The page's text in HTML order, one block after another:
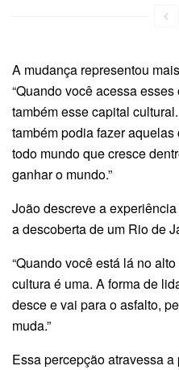
A mudança representou
“Quando você acessa
também esse capital
também podia fazer
todo mundo que cresce
ganhar o mundo.”
João descreve a
a descoberta de um Rio de
“Quando você está lá no
cultura é uma. A forma de
desce e vai para o asfalto,
muda.”
Essa percepção atravessa